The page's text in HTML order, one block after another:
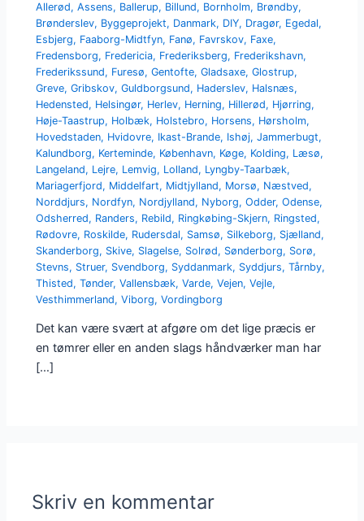
Allerød,Assens, Ballerup, Billund, Bornholm, Brøndby,
Brønderslev, Byggeprojekt, Danmark, DIY, Dragør, Egedal,
Esbjerg, Faaborg-Midtfyn, Fanø, Favrskov, Faxe,
Fredensborg, Fredericia, Frederiksberg, Frederikshavn,
Frederikssund, Furesø,Gentofte,Gladsaxe,Glostrup,
Greve,Gribskov,Guldborgsund, Haderslev, Halsnæs,
Hedensted, Helsingør, Herlev, Herning, Hillerød, Hjørring,
Høje-Taastrup, Holbæk, Holstebro, Horsens, Hørsholm,
Hovedstaden, Hvidovre, Ikast-Brande, Ishøj,Jammerbugt,
Kalundborg, Kerteminde, København, Køge, Kolding, Læsø,
Langeland, Lejre, Lemvig, Lolland, Lyngby-Taarbæk,
Mariagerfjord, Middelfart, Midtjylland, Morsø, Næstved,
Norddjurs, Nordfyn, Nordjylland, Nyborg,Odder,Odense,
Odsherred, Randers, Rebild, Ringkøbing-Skjern, Ringsted,
Rødovre, Roskilde, Rudersdal, Samsø, Silkeborg, Sjælland,
Skanderborg, Skive, Slagelse, Solrød, Sønderborg, Sorø,
Stevns, Struer, Svendborg, Syddanmark, Syddjurs,Tårnby,
Thisted,Tønder,Vallensbæk,Varde,Vejen,Vejle,
Vesthimmerland,Viborg,Vordingborg
Det kan være svært at afgøre om det lige præcis er
en tømrer eller en anden slags håndværker man har
[…]
Skriv en kommentar